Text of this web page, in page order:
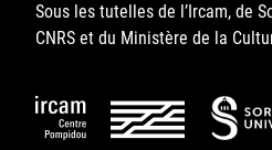
Offres d'emplois/stages
Sous les tutelles de l’Ircam, de
CNRS et du Ministère de la